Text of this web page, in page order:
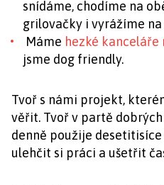
snídáme, chodíme na
grilovačky i vyrážíme na
Máme hezké
jsme dog friendly.
Tvoř s námi projekt,
věřit. Tvoř v partě
denně použije
ulehčit si práci a ušetřit